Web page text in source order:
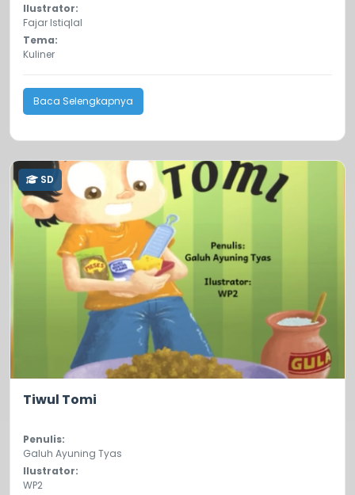
Ilustrator:
Fajar Istiqlal
Tema:
Kuliner
Baca Selengkapnya
SD
Tiwul Tomi
Penulis:
Galuh Ayuning Tyas
Ilustrator:
WP2